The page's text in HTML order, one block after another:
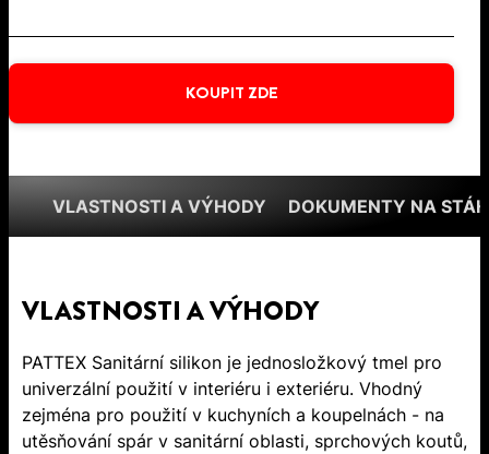
KOUPIT ZDE
VLASTNOSTI A VÝHODY DOKUMENTY NA
VLASTNOSTI A VÝHODY
PATTEX Sanitární silikon je jednosložkový tmel pro
univerzální použití v interiéru i exteriéru. Vhodný
zejména pro použití v kuchyních a koupelnách - na
utěsňování spár v sanitární oblasti, sprchových koutů,